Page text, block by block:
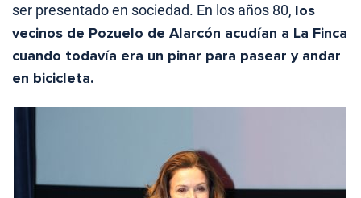
ser presentado en sociedad. En los años 80, los
vecinos de Pozuelo de Alarcón acudían a La Finca
cuando todavía era un pinar para pasear y andar
en bicicleta.